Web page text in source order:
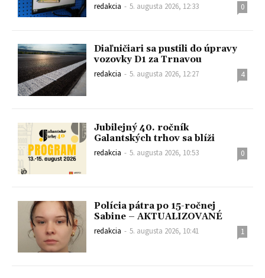
redakcia - 5. augusta 2026, 12:33 0
Diaľničiari sa pustili do úpravy
vozovky D1 za Trnavou
redakcia - 5. augusta 2026, 12:27 4
Jubilejný 40. ročník
Galantských trhov sa blíži
redakcia - 5. augusta 2026, 10:53 0
Polícia pátra po 15-ročnej
Sabine – AKTUALIZOVANÉ
redakcia - 5. augusta 2026, 10:41 1